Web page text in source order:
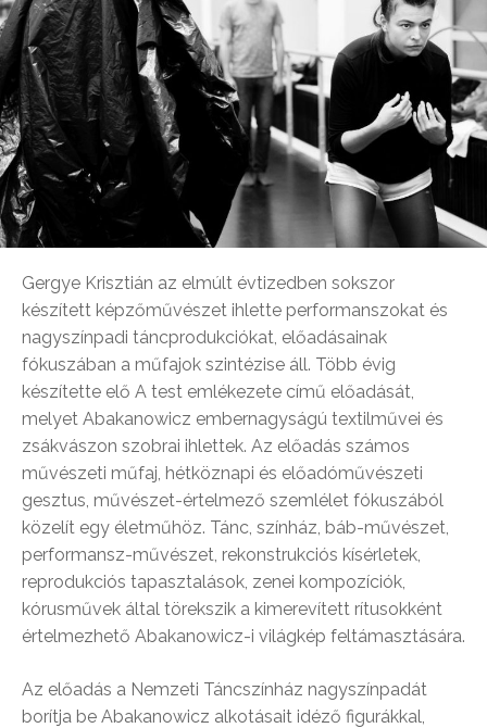
Gergye Krisztián az elmúlt évtizedben sokszor
készített képzőművészet ihlette performanszokat és
nagyszínpadi táncprodukciókat, előadásainak
fókuszában a műfajok szintézise áll. Több évig
készítette elő A test emlékezete című előadását,
melyet Abakanowicz embernagyságú textilművei és
zsákvászon szobrai ihlettek. Az előadás számos
művészeti műfaj, hétköznapi és előadóművészeti
gesztus, művészet-értelmező szemlélet fókuszából
közelít egy életműhöz. Tánc, színház, báb-művészet,
performansz-művészet, rekonstrukciós kísérletek,
reprodukciós tapasztalások, zenei kompozíciók,
kórusművek által törekszik a kimerevített rítusokként
értelmezhető Abakanowicz-i világkép feltámasztására.
Az előadás a Nemzeti Táncszínház nagyszínpadát
borítja be Abakanowicz alkotásait idéző figurákkal,